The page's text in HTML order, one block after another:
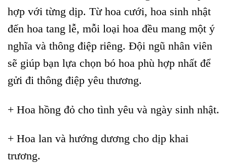
hợp với từng dịp. Từ hoa cưới, hoa sinh nhật
đến hoa tang lễ, mỗi loại hoa đều mang một ý
nghĩa và thông điệp riêng. Đội ngũ nhân viên
sẽ giúp bạn lựa chọn bó hoa phù hợp nhất để
gửi đi thông điệp yêu thương.
+ Hoa hồng đỏ cho tình yêu và ngày sinh nhật.
+ Hoa lan và hướng dương cho dịp khai
trương.